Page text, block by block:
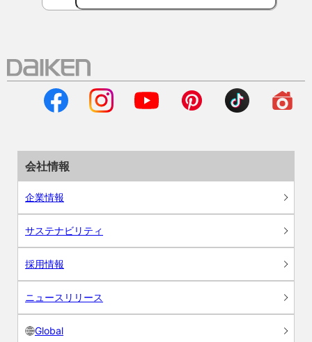
会社情報
企業情報
サステナビリティ
採用情報
ニュースリリース
Global